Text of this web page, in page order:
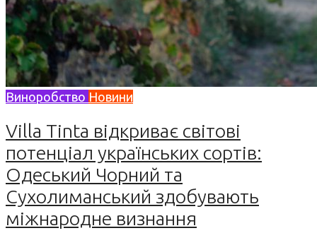
Виноробство Новини
Villa Tinta відкриває світові
потенціал українських сортів:
Одеський Чорний та
Сухолиманський здобувають
міжнародне визнання